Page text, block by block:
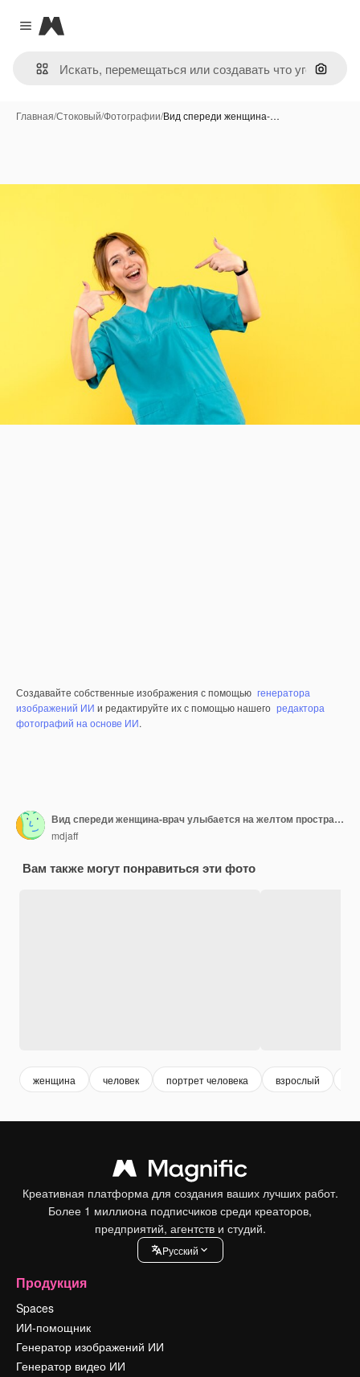
Close menu
Magnific
Поиск
Главная/Стоковый/Фотографии/Вид спереди женщина-…
Создавайте собственные изображения с помощью генератора
изображений ИИ и редактируйте их с помощью нашего редактора
фотографий на основе ИИ.
Вид спереди женщина-врач улыбается на желтом пространстве
mdjaff
Вам также могут понравиться эти фото
женщина человек портрет человека взрослый
Креативная платформа для создания ваших лучших работ.
Более 1 миллиона подписчиков среди креаторов,
предприятий, агентств и студий.
Pусский
Продукция
Spaces
ИИ-помощник
Генератор изображений ИИ
Генератор видео ИИ